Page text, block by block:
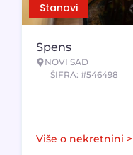
Stanovi
Spens
NOVI SAD
ŠIFRA: #546498
Više o nekretnini >